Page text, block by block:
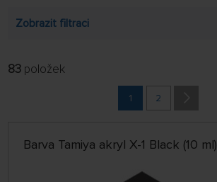
Zobrazit filtraci
FILTROVAT:
83 položek
1 2
Barva Tamiya akryl X-1 Black (10 ml)